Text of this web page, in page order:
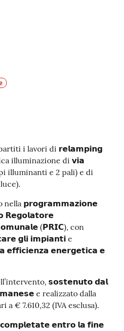
i lavori di 𝗿𝗲𝗹𝗮𝗺𝗽𝗶𝗻𝗴
illuminazione di 𝘃𝗶𝗮
illuminanti e 2 pali) e di
nella 𝗽𝗿𝗼𝗴𝗿𝗮𝗺𝗺𝗮𝘇𝗶𝗼𝗻𝗲
𝗥𝗲𝗴𝗼𝗹𝗮𝘁𝗼𝗿𝗲
(𝗣𝗥𝗜𝗖), con
𝗴𝗹𝗶 𝗶𝗺𝗽𝗶𝗮𝗻𝘁𝗶 e
𝗲𝗻𝗲𝗿𝗴𝗲𝘁𝗶𝗰𝗮 𝗲
𝘀𝗼𝘀𝘁𝗲𝗻𝘂𝘁𝗼 𝗱𝗮𝗹
e realizzato dalla
a € 7.610,32 (IVA esclusa).
𝗲𝗻𝘁𝗿𝗼 𝗹𝗮 𝗳𝗶𝗻𝗲